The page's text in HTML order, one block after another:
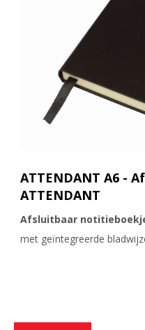
ATTENDANT A6 -
ATTENDANT
Afsluitbaar
met geïntegreerde